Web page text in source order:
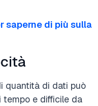
saperne di più sulla
quantità di dati può
tempo e difficile da